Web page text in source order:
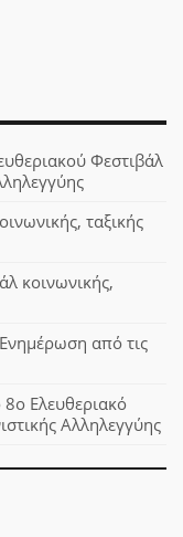
Φεστιβάλ
ταξικής
κοινωνικής,
από τις
Ελευθεριακό
Αλληλεγγύης